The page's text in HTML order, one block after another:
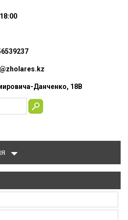
Данченко, 18В